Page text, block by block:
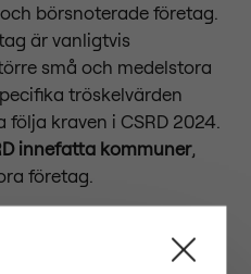
börsnoterade företag.
är vanligtvis
små och medelstora
tröskelvärden
kraven i CSRD 2024.
innefatta kommuner,
företag.